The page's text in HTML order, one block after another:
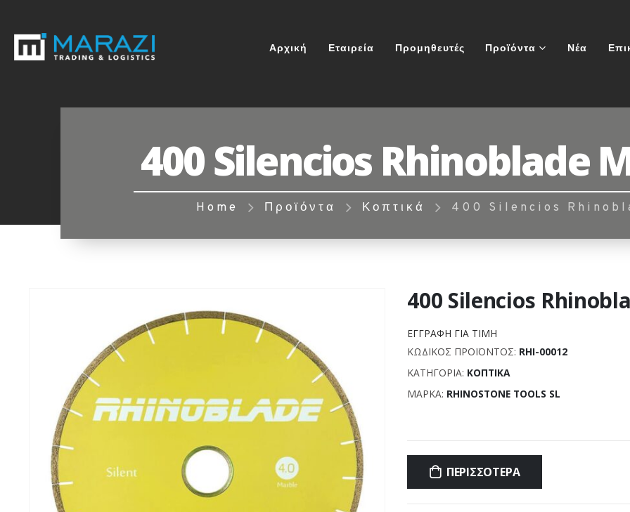
Αρχική Εταιρεία Προμηθευτές Προϊόντα Νέα
400 Silencios Rhinoblade
Home Προϊόντα Κοπτικά 400 Silencios
400 Silencios
ΕΓΓΡΑΦΉ ΓΙΑ ΤΙΜΉ
ΚΩΔΙΚΌΣ ΠΡΟΪΌΝΤΟΣ: RHI-00012
ΚΑΤΗΓΟΡΊΑ: ΚΟΠΤΙΚΆ
ΜΆΡΚΑ: RHINOSTONE TOOLS SL
ΠΕΡΙΣΣΌΤΕΡΑ